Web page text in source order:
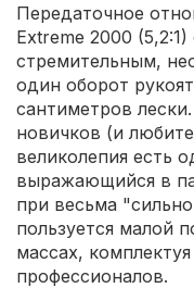
Передаточное
Extreme 2000
стремительным,
один оборот
сантиметров
новичков (и
великолепия есть
выражающийся в
при весьма
пользуется малой
массах,
профессионалов.